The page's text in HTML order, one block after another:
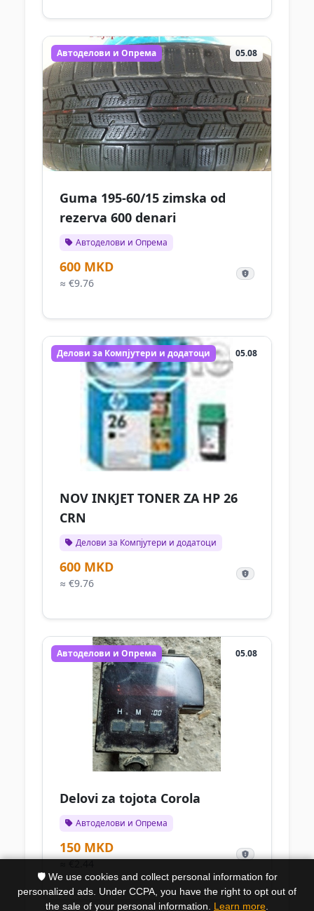
🛡️ We use cookies and collect personal information for
personalized ads. Under CCPA, you have the right to opt out of
the sale of your personal information. Learn more
05.08
Автоделови и Опрема
Guma 195-60/15 zimska od
rezerva 600 denari
Автоделови и Опрема
600 MKD
≈ €9.76
05.08
Делови за Компјутери и додатоци
NOV INKJET TONER ZA HP 26
CRN
Делови за Компјутери и додатоци
600 MKD
≈ €9.76
05.08
Автоделови и Опрема
Delovi za tojota Corola
Автоделови и Опрема
150 MKD
≈ €2.44